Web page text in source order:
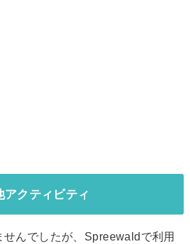
クティビティ
んでしたが、Spreewaldで利用